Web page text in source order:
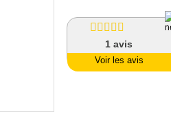
1avis
Voir les avis